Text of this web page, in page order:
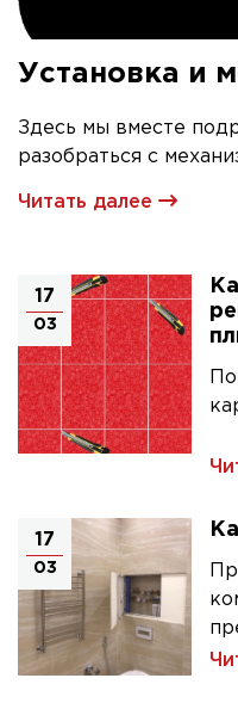
Установка и
Здесь мы вместе
разобраться с
Читать далее
17
03
17
03